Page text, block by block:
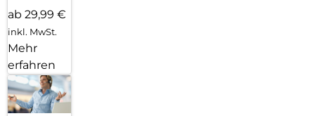
ab 29,99 €
inkl. MwSt.
Mehr
erfahren